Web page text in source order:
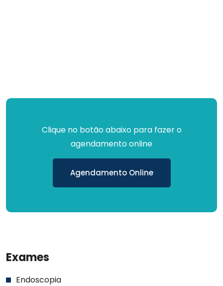
Clique no botão abaixo para fazer o
agendamento online
Agendamento Online
Exames
Endoscopia